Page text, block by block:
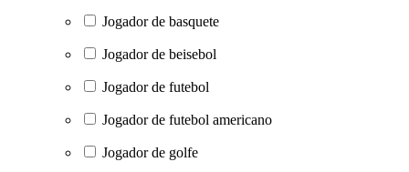
Jogador de basquete
Jogador de beisebol
Jogador de futebol
Jogador de futebol americano
Jogador de golfe